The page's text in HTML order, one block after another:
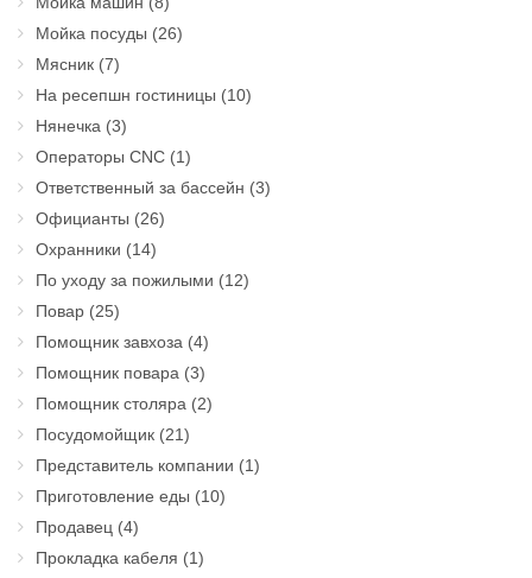
Мойка посуды (26)
Мясник (7)
На ресепшн гостиницы (10)
Нянечка (3)
Операторы CNC (1)
Ответственный за бассейн (3)
Официанты (26)
Охранники (14)
По уходу за пожилыми (12)
Повар (25)
Помощник завхоза (4)
Помощник повара (3)
Помощник столяра (2)
Посудомойщик (21)
Представитель компании (1)
Приготовление еды (10)
Продавец (4)
Прокладка кабеля (1)